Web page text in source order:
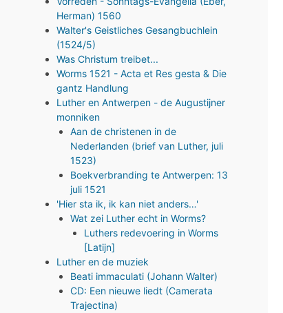
Herman) 1560
Walter's Geistliches Gesangbuchlein
(1524/5)
Was Christum treibet...
Worms 1521 - Acta et Res gesta & Die
gantz Handlung
Luther en Antwerpen - de Augustijner
monniken
Aan de christenen in de
Nederlanden (brief van Luther, juli
1523)
Boekverbranding te Antwerpen: 13
juli 1521
'Hier sta ik, ik kan niet anders…'
Wat zei Luther echt in Worms?
Luthers redevoering in Worms
[Latijn]
Luther en de muziek
Beati immaculati (Johann Walter)
CD: Een nieuwe liedt (Camerata
Trajectina)